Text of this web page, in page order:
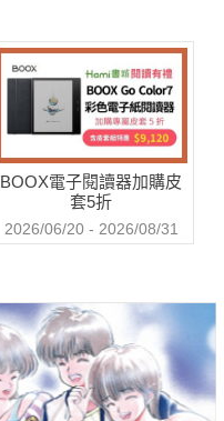
BOOX電子閱讀器加購皮
套5折
2026/06/20 - 2026/08/31